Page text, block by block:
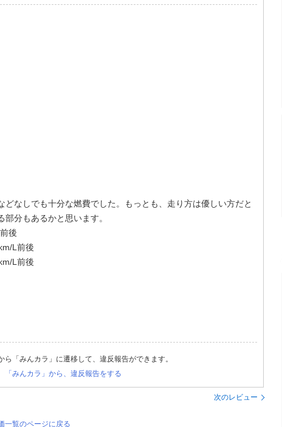
どなしでも十分な燃費でした。もっとも、走り方は優しい方だと
分もあるかと思います。
後
L前後
L前後
ら「みんカラ」に遷移して、違反報告ができます。
「みんカラ」から、違反報告をする
次のレビュー
一覧のページに戻る